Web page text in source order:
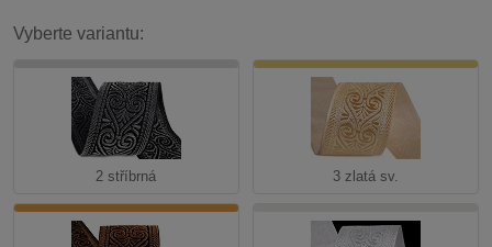
Vyberte variantu:
2 stříbrná 3 zlatá sv.